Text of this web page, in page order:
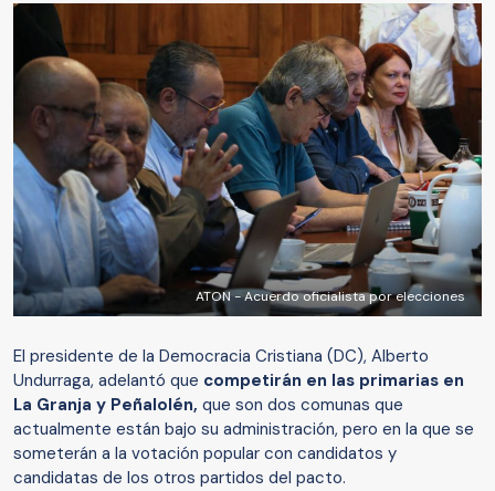
ATON - Acuerdo oficialista por elecciones
El presidente de la Democracia Cristiana (DC), Alberto
Undurraga, adelantó que competirán en las primarias en
La Granja y Peñalolén, que son dos comunas que
actualmente están bajo su administración, pero en la que se
someterán a la votación popular con candidatos y
candidatas de los otros partidos del pacto.